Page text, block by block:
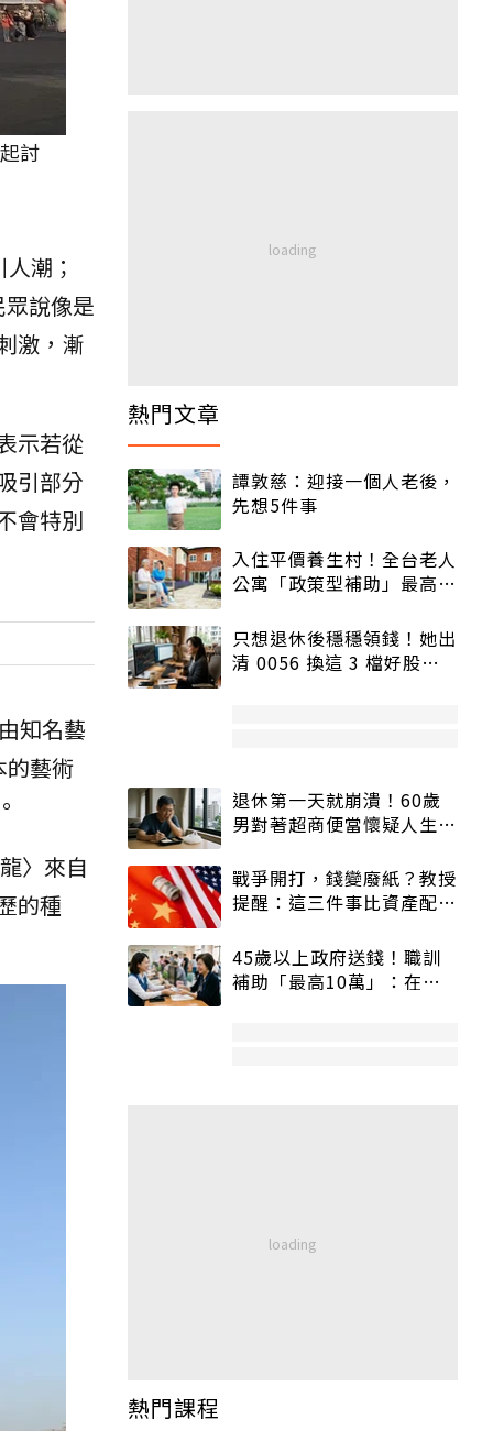
討
潮；
說像是
激，漸
示若從
引部分
會特別
知名藝
的藝術
〉來自
的種
熱門文章
譚敦慈：迎接一個人老後，
先想5件事
入住平價養生村！全台老人
公寓「政策型補助」最高打
只想退休後穩穩領錢！她出
清 0056 換這 3 檔好股：
退休第一天就崩潰！60歲
男對著超商便當懷疑人生
戰爭開打，錢變廢紙？教授
提醒：這三件事比資產配置
45歲以上政府送錢！職訓
補助「最高10萬」：在
熱門課程